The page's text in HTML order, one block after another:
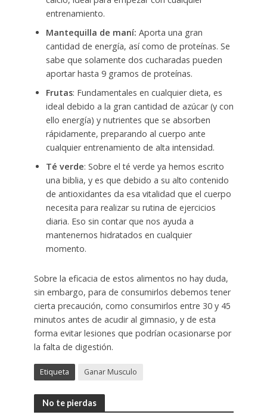
entrenamiento.
Mantequilla de maní: Aporta una gran
cantidad de energía, así como de proteínas. Se
sabe que solamente dos cucharadas pueden
aportar hasta 9 gramos de proteínas.
Frutas: Fundamentales en cualquier dieta, es
ideal debido a la gran cantidad de azúcar (y con
ello energía) y nutrientes que se absorben
rápidamente, preparando al cuerpo ante
cualquier entrenamiento de alta intensidad.
Té verde: Sobre el té verde ya hemos escrito
una biblia, y es que debido a su alto contenido
de antioxidantes da esa vitalidad que el cuerpo
necesita para realizar su rutina de ejercicios
diaria. Eso sin contar que nos ayuda a
mantenernos hidratados en cualquier
momento.
Sobre la eficacia de estos alimentos no hay duda,
sin embargo, para de consumirlos debemos tener
cierta precaución, como consumirlos entre 30 y 45
minutos antes de acudir al gimnasio, y de esta
forma evitar lesiones que podrían ocasionarse por
la falta de digestión.
Etiqueta Ganar Musculo
No te pierdas